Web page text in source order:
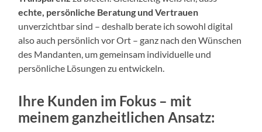
echte, persönliche Beratung und Vertrauen
unverzichtbar sind – deshalb berate ich sowohl digital
also auch persönlich vor Ort – ganz nach den Wünschen
des Mandanten, um gemeinsam individuelle und
persönliche Lösungen zu entwickeln.
Ihre Kunden im Fokus – mit
meinem ganzheitlichen Ansatz: